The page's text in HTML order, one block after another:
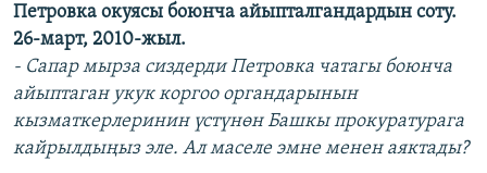
Петровка окуясы боюнча айыпталгандардын соту.
26-март, 2010-жыл.
- Сапар мырза сиздерди Петровка чатагы боюнча
айыптаган укук коргоо органдарынын
кызматкерлеринин үстүнөн Башкы прокуратурага
кайрылдыңыз эле. Ал маселе эмне менен аяктады?